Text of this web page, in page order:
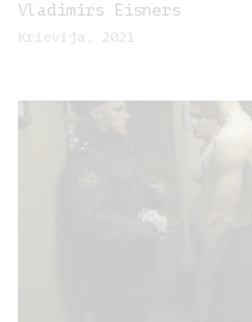
Vladimirs Eisners
Krievija, 2021